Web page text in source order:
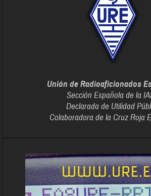
Unión de Radioaficionados
Sección Española de la
Declarada de Utilidad
Colaboradora de la Cruz Roja